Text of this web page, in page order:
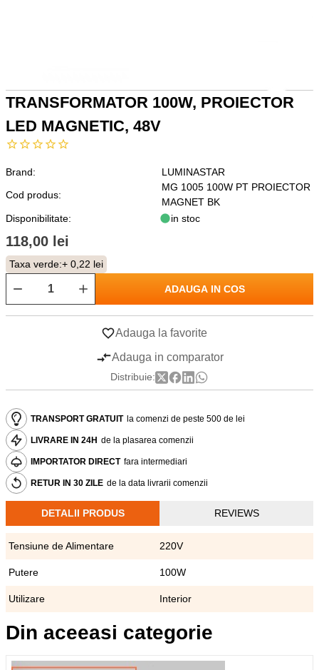
TRANSFORMATOR 100W, PROIECTOR
LED MAGNETIC, 48V
Brand:
LUMINASTAR
Cod produs:
MG 1005 100W PT PROIECTOR
MAGNET BK
Disponibilitate:
in stoc
118,00 lei
Taxa verde:+ 0,22 lei
ADAUGA IN COS
Adauga la favorite
Adauga in comparator
Distribuie:
TRANSPORT GRATUIT la comenzi de peste 500 de lei
LIVRARE IN 24H de la plasarea comenzii
IMPORTATOR DIRECT fara intermediari
RETUR IN 30 ZILE de la data livrarii comenzii
DETALII PRODUS REVIEWS
Tensiune de Alimentare 220V
Putere 100W
Utilizare Interior
Din aceeasi categorie